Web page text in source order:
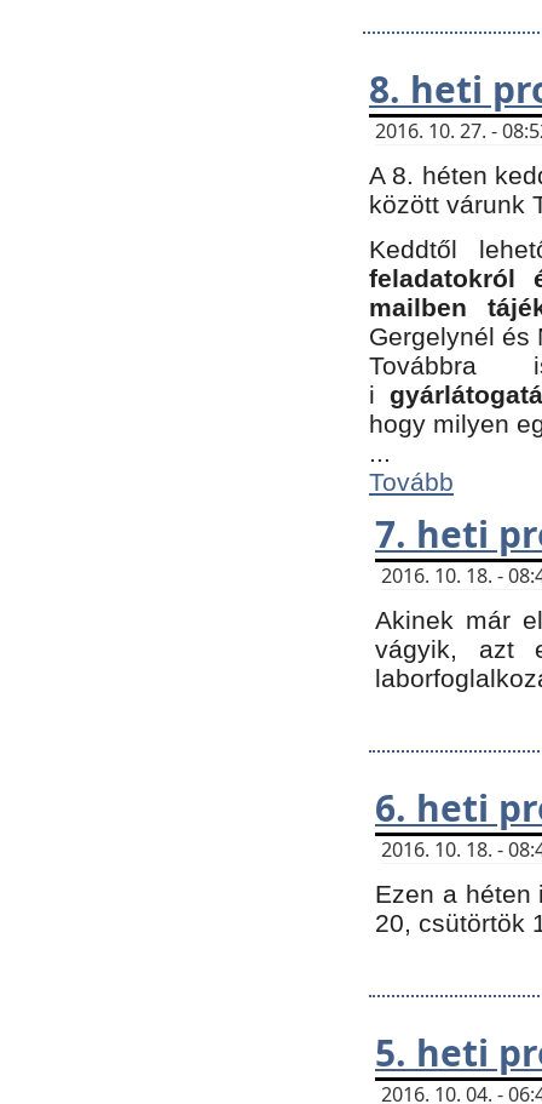
8. heti
2016. 10. 27. -
A 8. héten
között várunk
Keddtől
feladatokról
mailben
Gergelynél és
Továbbra
i
hogy milyen
...
Tovább
7. heti
2016. 10. 18. -
Akinek már
vágyik, azt
6. heti
2016. 10. 18. -
Ezen a héten
20, csütörtök
5. heti
2016. 10. 04. -